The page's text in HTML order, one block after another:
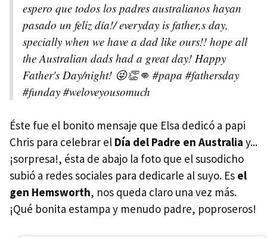
espero que todos los padres australianos hayan
pasado un feliz día!/ everyday is father,s day,
specially when we have a dad like ours!! hope all
the Australian dads had a great day! Happy
Father's Day/night! 😜👏👊 #papa #fathersday
#funday #weloveyousomuch
Éste fue el bonito mensaje que Elsa dedicó a papi
Chris para celebrar el Día del Padre en Australia y...
¡sorpresa!, ésta de abajo la foto que el susodicho
subió a redes sociales para dedicarle al suyo. Es el
gen Hemsworth, nos queda claro una vez más.
¡Qué bonita estampa y menudo padre, poproseros!